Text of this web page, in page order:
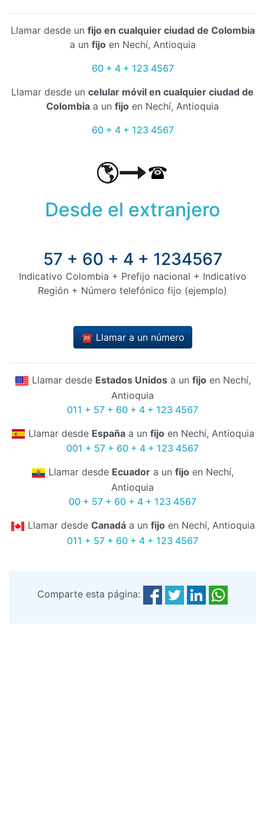
Llamar desde un fijo en cualquier ciudad de Colombia
a un fijoen Nechí, Antioquia
60 + 4 + 123 4567
Llamar desde un celular móvil en cualquier ciudad de
Colombia a un fijo en Nechí, Antioquia
60 + 4 + 123 4567
Desde el extranjero
57 + 60 + 4 + 1234567
Indicativo Colombia + Prefijo nacional + Indicativo
Región + Número telefónico fijo (ejemplo)
☎️ Llamar a un número
Llamar desde Estados Unidosa un fijoen Nechí,
Antioquia
011 + 57 + 60 + 4 + 123 4567
Llamar desde Españaa un fijoen Nechí, Antioquia
001 + 57 + 60 + 4 + 123 4567
Llamar desde Ecuador a un fijo en Nechí,
Antioquia
00 + 57 + 60 + 4 + 123 4567
Llamar desde Canadáa un fijoen Nechí, Antioquia
011 + 57 + 60 + 4 + 123 4567
Comparte esta página: